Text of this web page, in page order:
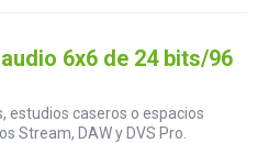
6x6 de 24 bits/96
estudios caseros o espacios
Stream, DAW y DVS Pro.